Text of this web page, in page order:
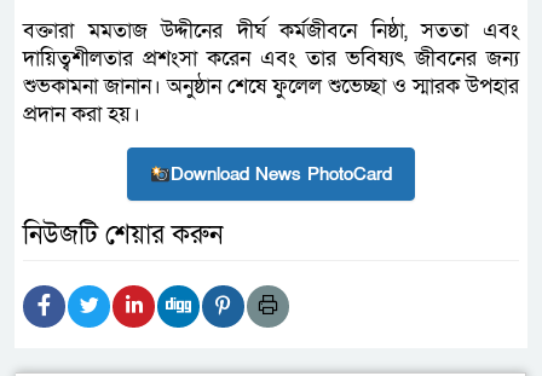
বক্তারা মমতাজ উদ্দীনের দীর্ঘ কর্মজীবনে নিষ্ঠা, সততা এবং
দায়িত্বশীলতার প্রশংসা করেন এবং তার ভবিষ্যৎ জীবনের জন্য
শুভকামনা জানান। অনুষ্ঠান শেষে ফুলেল শুভেচ্ছা ও স্মারক উপহার
প্রদান করা হয়।
Download News PhotoCard
নিউজটি শেয়ার করুন